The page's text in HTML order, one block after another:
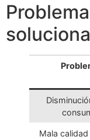
Mala